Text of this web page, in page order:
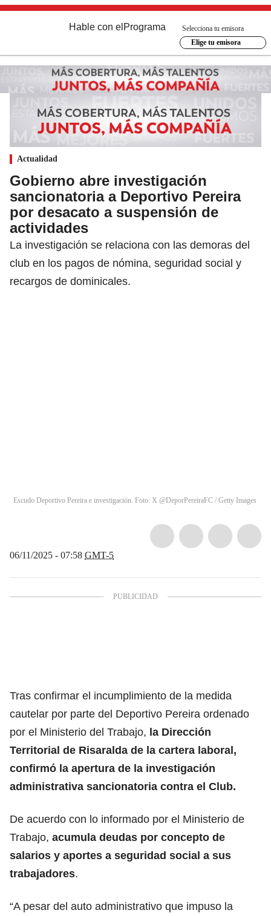
Hable con el Programa
Selecciona tu emisora
Elige tu emisora
Actualidad
Gobierno abre investigación
sancionatoria a Deportivo Pereira
por desacato a suspensión de
actividades
La investigación se relaciona con las demoras del
club en los pagos de nómina, seguridad social y
recargos de dominicales.
Escudo Deportivo Pereira e investigación. Foto: X @DeporPereiraFC / Getty Images
06/11/2025 - 07:58 GMT-5
Tras confirmar el incumplimiento de la medida
cautelar por parte del Deportivo Pereira ordenado
por el Ministerio del Trabajo, la Dirección
Territorial de Risaralda de la cartera laboral,
confirmó la apertura de la investigación
administrativa sancionatoria contra el Club.
De acuerdo con lo informado por el Ministerio de
Trabajo, acumula deudas por concepto de
salarios y aportes a seguridad social a sus
trabajadores.
“A pesar del auto administrativo que impuso la